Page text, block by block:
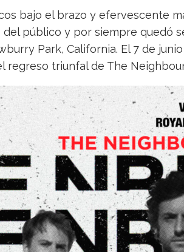
bajo el brazo y efervescente
público y por siempre quedó
Park, California. El 7 de
regreso triunfal de The